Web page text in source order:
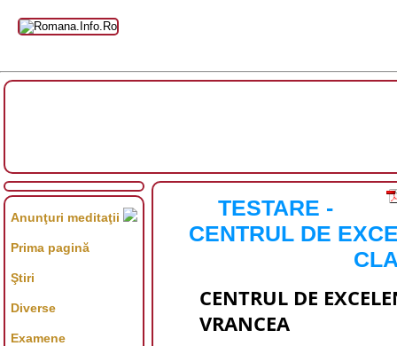
TESTARE -
CENTRUL DE
CENTRUL DE
Anunţuri meditaţii
Prima pagină
Ştiri
Diverse
Examene